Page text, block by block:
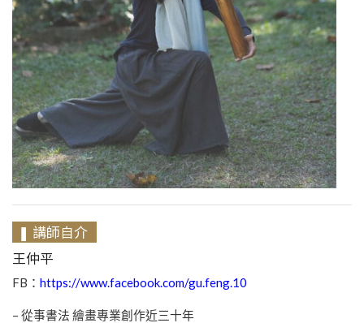
❚ 講師自介
王仲平
FB： https://www.facebook.com/gu.feng.10
– 從事書法 繪畫專業創作近三十年